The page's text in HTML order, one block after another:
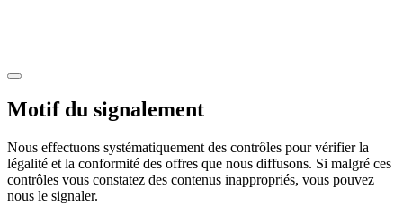
Motif du signalement
Nous effectuons systématiquement des contrôles pour vérifier la
légalité et la conformité des offres que nous diffusons. Si malgré ces
contrôles vous constatez des contenus inappropriés, vous pouvez
nous le signaler.